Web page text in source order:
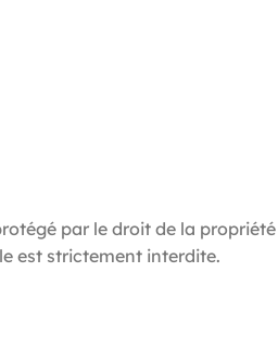
par le droit de la
est strictement interdite.